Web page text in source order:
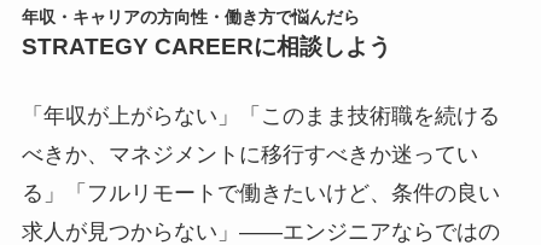
年収・キャリアの方向性・働き方で悩んだら
STRATEGY CAREERに相談しよう
「年収が上がらない」「このまま技術職を続ける
べきか、マネジメントに移行すべきか迷ってい
る」「フルリモートで働きたいけど、条件の良い
求人が見つからない」――エンジニアならではの